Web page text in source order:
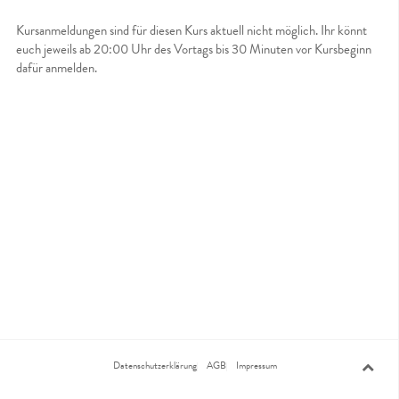
Kursanmeldungen sind für diesen Kurs aktuell nicht möglich. Ihr könnt
euch jeweils ab 20:00 Uhr des Vortags bis 30 Minuten vor Kursbeginn
dafür anmelden.
Datenschutzerklärung AGB Impressum